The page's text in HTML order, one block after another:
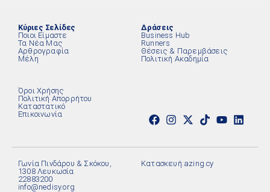
Κύριες Σελίδες
Ποιοι Είμαστε
Τα Νέα Μας
Αρθρογραφία
Μέλη
Δράσεις
Business Hub
Runners
Θέσεις & Παρεμβάσεις
Πολιτική Ακαδημία
Όροι Χρήσης
Πολιτική Απορρήτου
Καταστατικό
Επικοινωνία
Γωνία Πινδάρου & Σκόκου,
1308 Λευκωσία
22883200
info@nedisy.org
Κατασκευή:azing.cy